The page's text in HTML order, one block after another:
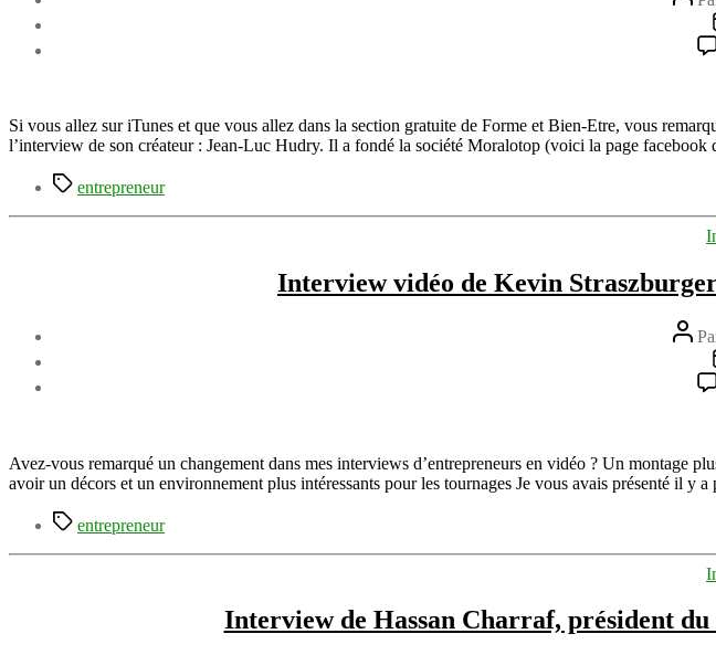
de
Si vous allez sur iTunes et que vous allez dans la section gratuite de Forme et Bien-Etre, vous
l’interview de son créateur : Jean-Luc Hudry. Il a fondé la société Moralotop (voici la page
Étiquettes
entrepreneur
Interview vidéo de Kevin
Auteur
de
Avez-vous remarqué un changement dans mes interviews d’entrepreneurs en vidéo ? Un montage
avoir un décors et un environnement plus intéressants pour les tournages Je vous avais présenté il y
Étiquettes
entrepreneur
Interview de Hassan Charraf, président